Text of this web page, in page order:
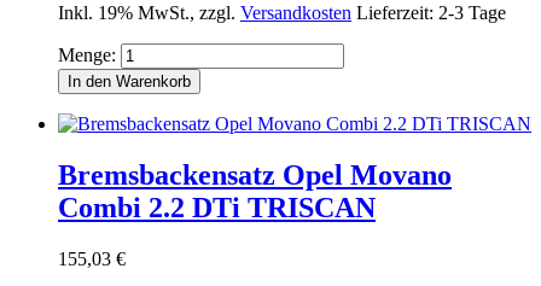
Inkl. 19% MwSt., zzgl. Versandkosten Lieferzeit: 2-3 Tage
Menge:
In den Warenkorb
Bremsbackensatz Opel Movano
Combi 2.2 DTi TRISCAN
155,03 €